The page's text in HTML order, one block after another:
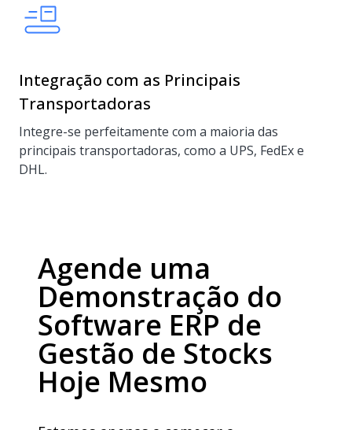
Integração com as Principais
Transportadoras
Integre-se perfeitamente com a maioria das
principais transportadoras, como a UPS, FedEx e
DHL.
Agende uma
Demonstração do
Software ERP de
Gestão de Stocks
Hoje Mesmo